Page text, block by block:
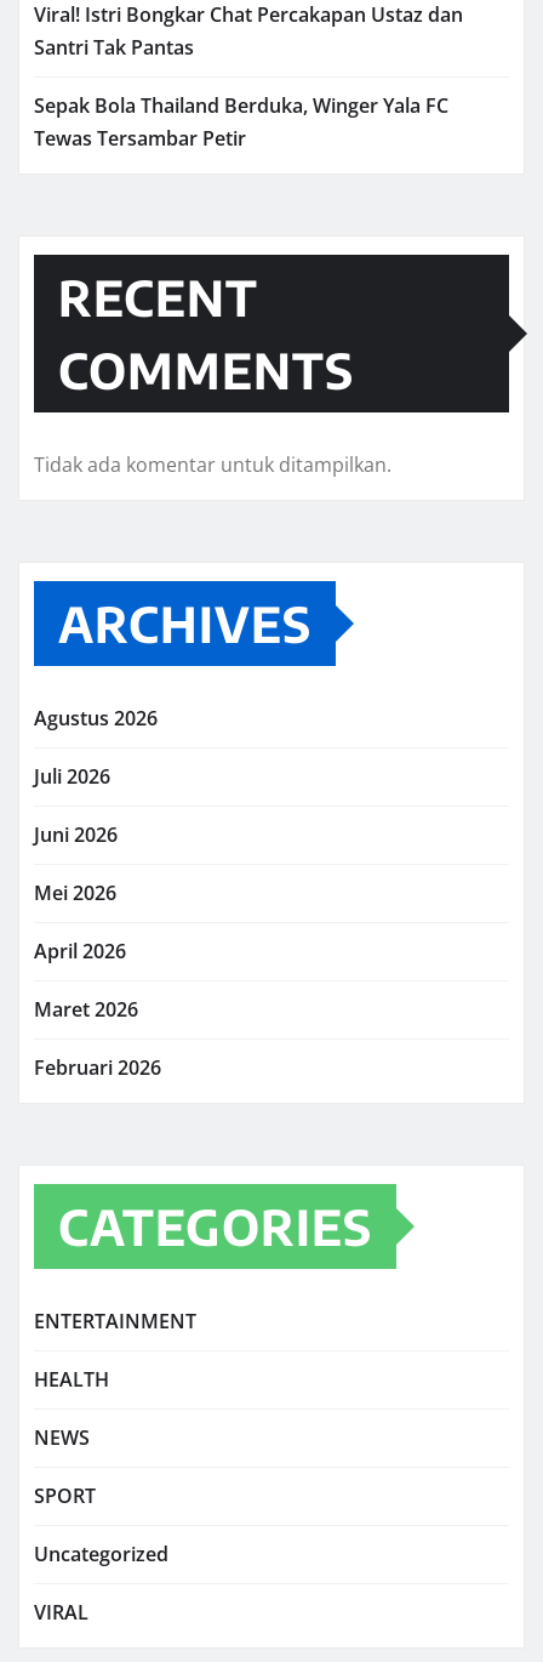
Viral! Istri Bongkar Chat Percakapan Ustaz dan
Santri Tak Pantas
Sepak Bola Thailand Berduka, Winger Yala FC
Tewas Tersambar Petir
RECENT
COMMENTS
Tidak ada komentar untuk ditampilkan.
ARCHIVES
Agustus 2026
Juli 2026
Juni 2026
Mei 2026
April 2026
Maret 2026
Februari 2026
CATEGORIES
ENTERTAINMENT
HEALTH
NEWS
SPORT
Uncategorized
VIRAL